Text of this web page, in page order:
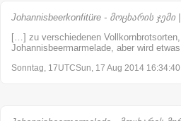
Johannisbeerkonfitüre - მოცხარის ჯემი
[…] zu verschiedenen
Johannisbeermarmelade, aber wird
Sonntag, 17UTCSun, 17 Aug 2014